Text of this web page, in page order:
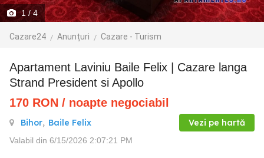
1 / 4
Cazare24 Anunțuri Cazare - Turism
Apartament Laviniu Baile Felix | Cazare langa
Strand President si Apollo
170 RON / noapte negociabil
Bihor, Baile Felix Vezi pe hartă
Valabil din 6/15/2026 2:07:21 PM